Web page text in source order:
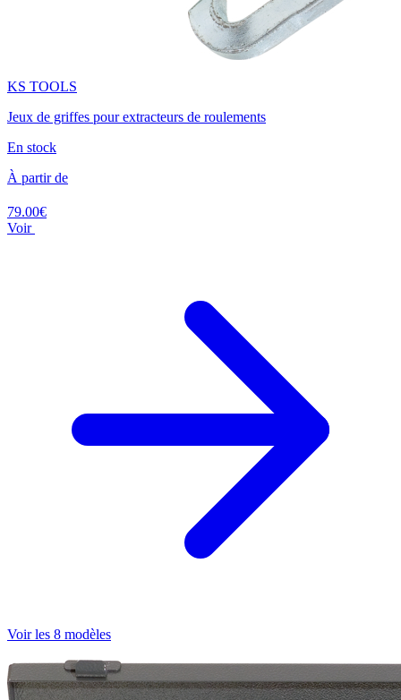
KS TOOLS
Jeux de griffes pour extracteurs de roulements
En stock
À partir de
79.00€
Voir
Voir les 8 modèles